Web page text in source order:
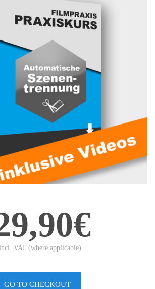
VAT (where applicable)
GO TO CHECKOUT